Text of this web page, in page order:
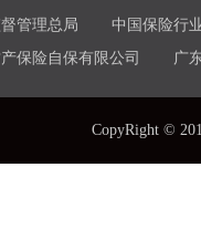
管理总局
中国保险行
保险自保有限公司
广
CopyRight ©